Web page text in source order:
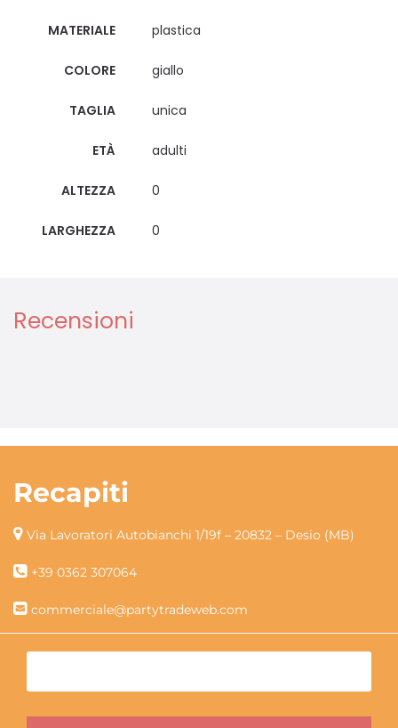
MATERIALE plastica
COLORE giallo
TAGLIA unica
ETÀ adulti
ALTEZZA 0
LARGHEZZA 0
Recensioni
Recapiti
Via Lavoratori Autobianchi 1/19f – 20832 – Desio (MB)
+39 0362 307064
commerciale@partytradeweb.com